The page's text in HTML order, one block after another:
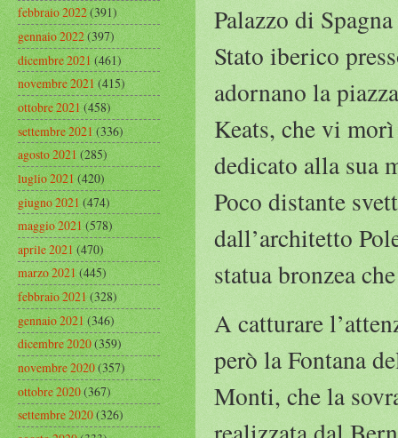
Palazzo di
Stato iberico
adornano la
Keats, che vi
dedicato alla sua
Poco distante
dall’architetto
statua bronzea
A catturare
però la Fontana
Monti, che la
febbraio 2022(391)
gennaio 2022(397)
dicembre 2021(461)
novembre 2021(415)
ottobre 2021(458)
settembre 2021(336)
agosto 2021(285)
luglio 2021(420)
giugno 2021(474)
maggio 2021(578)
aprile 2021(470)
marzo 2021(445)
febbraio 2021(328)
gennaio 2021(346)
dicembre 2020(359)
novembre 2020(357)
ottobre 2020(367)
settembre 2020(326)